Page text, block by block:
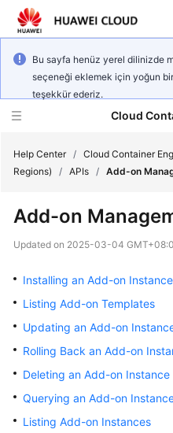
Bu sayfa henüz yerel dilinizde
seçeneği eklemek için yoğun
teşekkür ederiz.
Cloud
What's
Product
Service
Overview
Billing
Help Center / Cloud Container
Regions)
/ APIs / Add-on
Add-on
Updated on 2025-03-04
Installing an Add-on Instance
Listing Add-on Templates
Updating an Add-on
Rolling Back an Add-on
Deleting an Add-on Instance
Querying an Add-on
Listing Add-on Instances